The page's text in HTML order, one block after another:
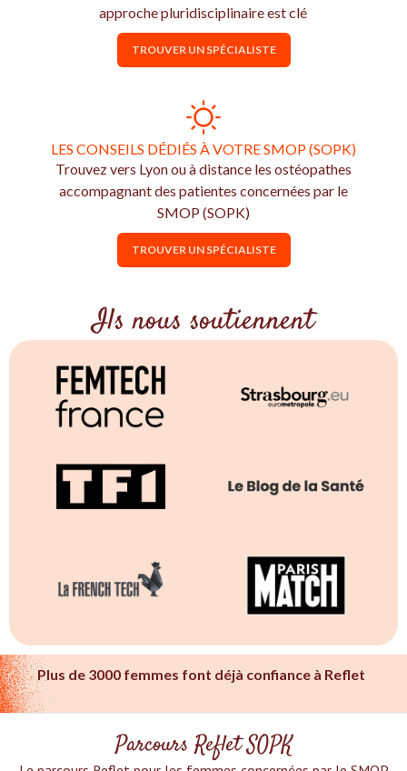
approche pluridisciplinaire est clé
TROUVER UN SPÉCIALISTE
LES CONSEILS DÉDIÉS À VOTRE SMOP (SOPK)
Trouvez vers Lyon ou à distance les ostéopathes
accompagnant des patientes concernées par le
SMOP (SOPK)
TROUVER UN SPÉCIALISTE
Ils nous soutiennent
Plus de 3000 femmes font déjà confiance à Reflet
Parcours Reflet SOPK